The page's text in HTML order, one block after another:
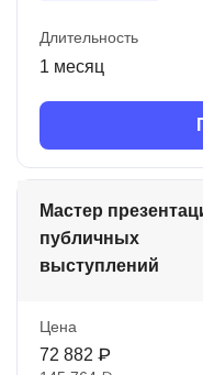
Длительность
1 месяц
Мастер
публичных
выступлений
Цена
72 882 ₽